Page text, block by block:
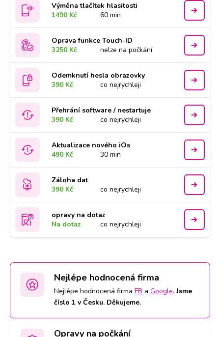
Výměna tlačítek hlasitosti
1490 Kč
60 min
Oprava funkce Touch-ID
3250 Kč
nelze na počkání
Odemknutí hesla obrazovky
390 Kč
co nejrychleji
Přehrání software / nestartuje
390 Kč
co nejrychleji
Aktualizace nového iOs
490 Kč
30 min
Záloha dat
390 Kč
co nejrychleji
opravy na dotaz
Na dotaz
co nejrychleji
Nejlépe hodnocená firma
Nejlépe hodnocená firma FB a Google.Jsme
číslo 1 v Česku. Děkujeme.
Opravy na počkání